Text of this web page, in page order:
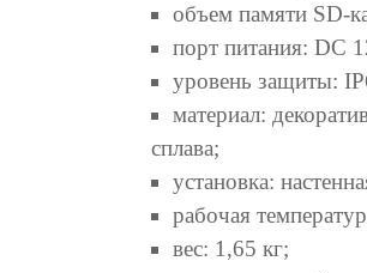
объем памяти SD-
порт питания: DC
уровень защиты:
материал:
сплава;
установка:
рабочая
вес: 1,65 кг;